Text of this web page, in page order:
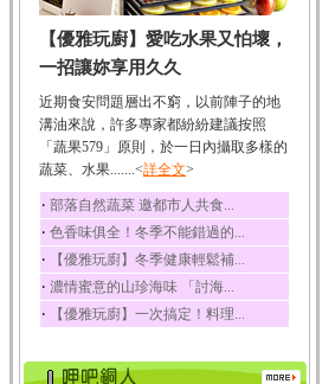
韭菜
韭菜所含的膳食纖維能
幫助消化與通便；揮...
冬瓜
冬瓜營養價值高，鈉含
量極低是水腫病人的...
豆豉
豆豉裡頭含有營養的蛋
白質、脂肪、鈣、磷...
榛果
榛果裡所含的營養素有
蛋白質、脂肪、醣類...
迷迭香
酸、迷迭香酸、植物...
【優雅玩廚】愛吃水果又怕壞，
一招讓妳享用久久
近期食安問題層出不窮，以前陣子的地
溝油來說，許多專家都紛紛建議按照
「蔬果579」原則，於一日內攝取多樣的
蔬菜、水果.......<詳全文>
‧ 部落自然蔬菜 邀都市人共食...
‧ 色香味俱全！冬季不能錯過的...
‧ 【優雅玩廚】冬季健康輕鬆補...
‧ 濃情蜜意的山珍海味 「討海...
‧ 【優雅玩廚】一次搞定！料理...